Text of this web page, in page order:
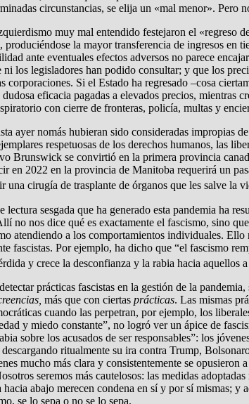
circunstancias, se elija un «mal menor». Pero
muy mal entendido festejaron el «regreso
la mayor transferencia de ingresos en
ante eventuales efectos adversos no parece
los legisladores han podido consultar; y que los
corporaciones. Si el Estado ha regresado –cosa
eficacia pagadas a elevados precios,
con cierre de fronteras, policía, multas y
ayer nomás hubieran sido consideradas impropias
respetuosas de los derechos humanos, las
Brunswick se convirtió en la primera provincia
en 2022 en la provincia de Manitoba requerirá un
una cirugía de trasplante de órganos que les salve la
lectura sesgada que ha generado esta pandemia ha
no nos dice qué es exactamente el fascismo, sino
atendiendo a los comportamientos individuales.
fascistas. Por ejemplo, ha dicho que “el fascismo
y crece la desconfianza y la rabia hacia aquellos
prácticas fascistas en la gestión de la
más que con ciertas prácticas. Las mismas
cuando las perpetran, por ejemplo, los
y miedo constante”, no logró ver un ápice de
sobre los acusados de ser responsables”: los
ritualmente su ira contra Trump,
mucho más clara y consistentemente se
seremos más cautelosos: las medidas
abajo merecen condena en sí y por sí mismas;
se lo sepa o no se lo sepa.